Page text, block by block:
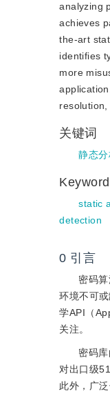
analyzing
achieves
the-art
identifies
more
关键词
静态
static
detection
0 引言
密码
环境不可
学API（
关注。
密码
对出口级
此外，广